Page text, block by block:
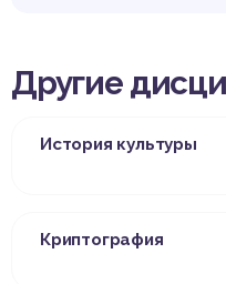
Другие
История культуры
Криптография